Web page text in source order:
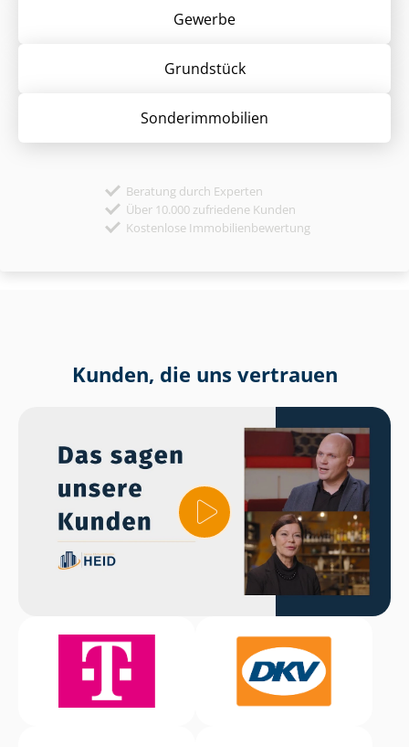
Gewerbe
Grund­stück
Sonder­immobilien
Beratung durch Experten
Über 10.000 zufriedene Kunden
Kostenlose Immobilienbewertung
Kunden, die uns vertrauen